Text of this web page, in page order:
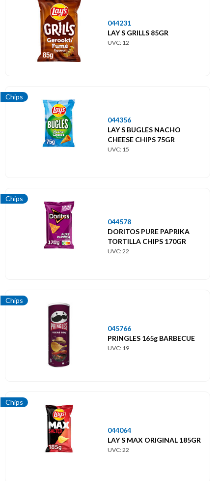
044231
LAY S GRILLS 85GR
UVC: 12
Chips
044356
LAY S BUGLES NACHO
CHEESE CHIPS 75GR
UVC: 15
Chips
044578
DORITOS PURE PAPRIKA
TORTILLA CHIPS 170GR
UVC: 22
Chips
045766
PRINGLES 165g BARBECUE
UVC: 19
Chips
044064
LAY S MAX ORIGINAL 185GR
UVC: 22